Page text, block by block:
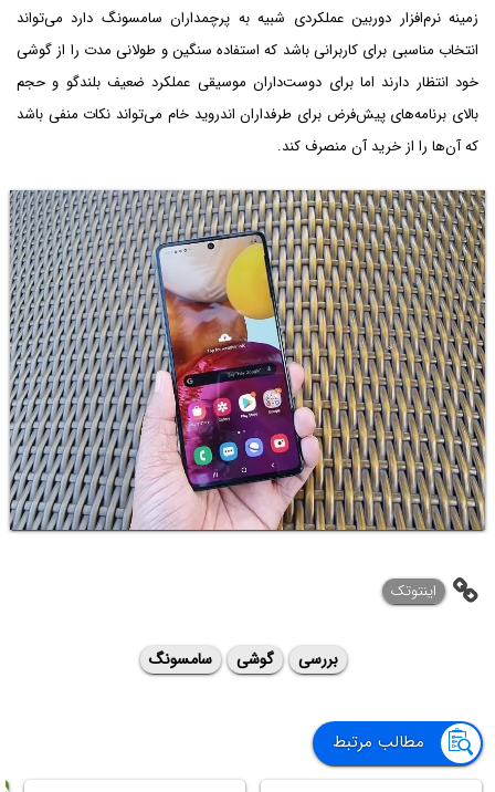
زمینه نرم‌افزار دوربین عملکردی شبیه به پرچمداران سامسونگ دارد می‌تواند
انتخاب مناسبی برای کاربرانی باشد که استفاده سنگین و طولانی مدت را از گوشی
خود انتظار دارند اما برای دوست‌داران موسیقی عملکرد ضعیف بلندگو و حجم
بالای برنامه‌های پیش‌فرض برای طرفداران اندروید خام می‌تواند نکات منفی باشد
که آن‌ها را از خرید آن منصرف کند.
اینتوتک
بررسی گوشی سامسونگ
مطالب مرتبط